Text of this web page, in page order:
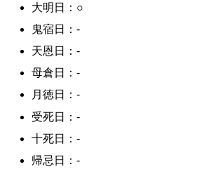
大明日：○
鬼宿日：-
天恩日：-
母倉日：-
月徳日：-
受死日：-
十死日：-
帰忌日：-